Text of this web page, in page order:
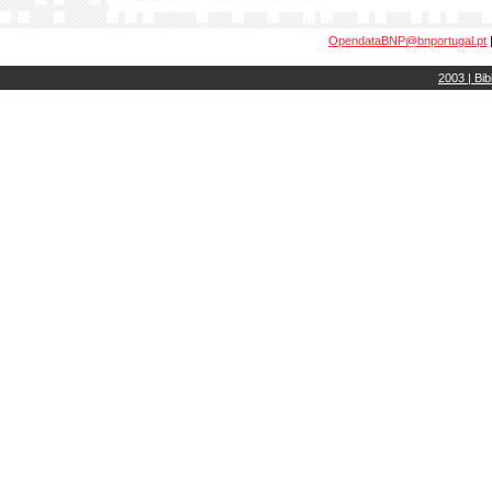
OpendataBNP@bnportugal.pt
2003 |